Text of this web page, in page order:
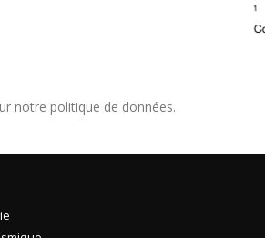
notre politique de données.